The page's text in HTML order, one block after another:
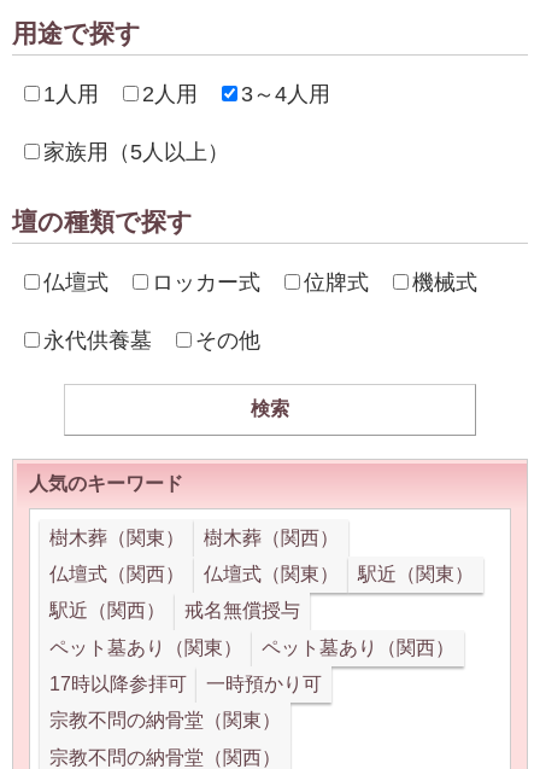
用途で探す
1人用 2人用 3～4人用
家族用（5人以上）
壇の種類で探す
仏壇式 ロッカー式 位牌式 機械式
永代供養墓 その他
人気のキーワード
樹木葬（関東）
樹木葬（関西）
仏壇式（関西）
仏壇式（関東）
駅近（関東）
駅近（関西）
戒名無償授与
ペット墓あり（関東）
ペット墓あり（関西）
17時以降参拝可
一時預かり可
宗教不問の納骨堂（関東）
宗教不問の納骨堂（関西）